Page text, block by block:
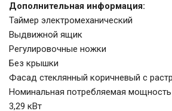
Дополнительная информация:
Таймер электромеханический
Выдвижной ящик
Регулировочные ножки
Без крышки
Фасад стеклянный коричневый с
Номинальная потребляемая мощность
3,29 кВт